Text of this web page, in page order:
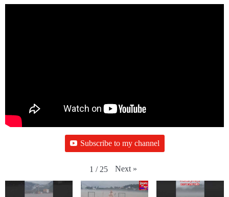
Subscribe to my channel
1 / 25 Next »